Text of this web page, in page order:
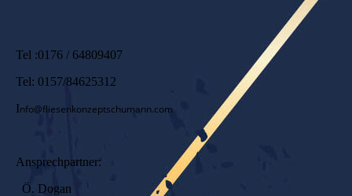
Tel :0176 / 64809407
Tel: 0157/84625312
Info@fliesenkonzeptschumann.com
Ansprechpartner:
Ö. Dogan